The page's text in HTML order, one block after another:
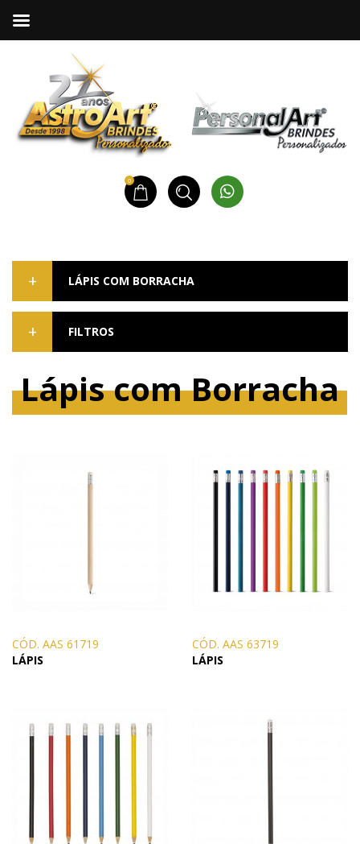
0
LÁPIS COM BORRACHA
FILTROS
Lápis com Borracha
CÓD. AAS 61719
LÁPIS
CÓD. AAS 63719
LÁPIS